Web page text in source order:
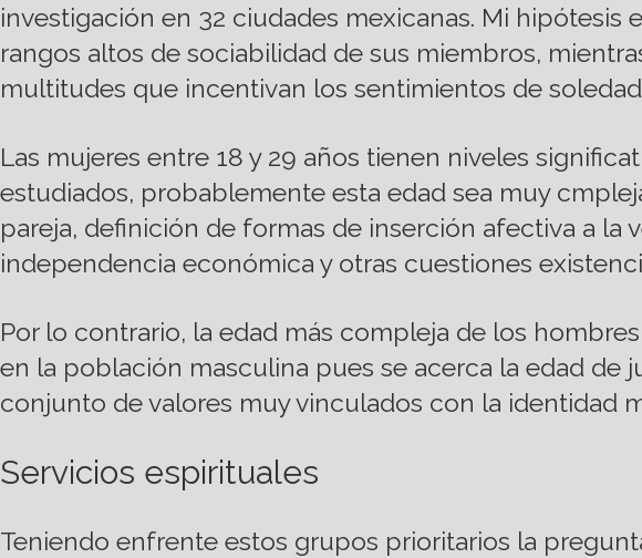
investigación en 32 ciudades mexicanas. Mi
rangos altos de sociabilidad de sus miembros,
multitudes que incentivan los sentimientos de
Las mujeres entre 18 y 29 años tienen niveles
estudiados, probablemente esta edad sea muy
pareja, definición de formas de inserción afectiva a la
independencia económica y otras cuestiones
Por lo contrario, la edad más compleja de los
en la población masculina pues se acerca la edad
conjunto de valores muy vinculados con la identidad
Servicios espirituales
Teniendo enfrente estos grupos prioritarios la